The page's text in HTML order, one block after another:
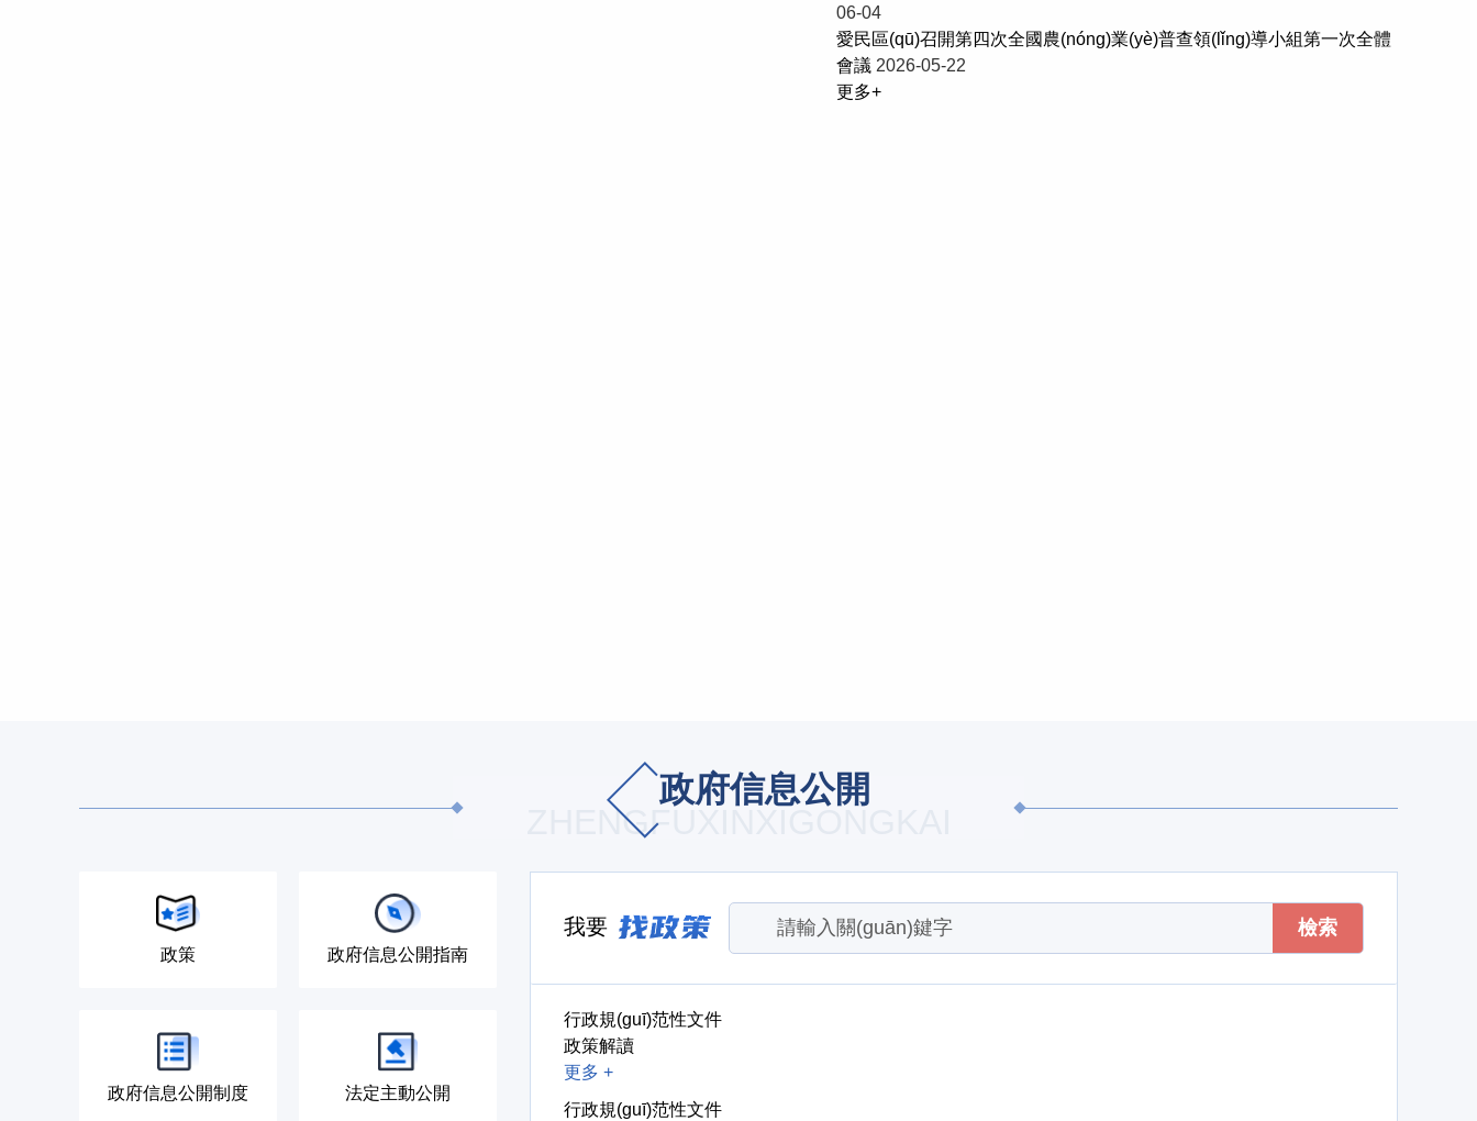
06-04
愛民區(qū)召開第四次全國農(nóng)業(yè)普查領(lǐng)導小組第一次全體
會議 2026-05-22
更多+
政府信息公開
ZHENGFUXINXIGONGKAI
政策 政府信息公開指南
政府信息公開制度 法定主動公開
我要 檢索
行政規(guī)范性文件
政策解讀
更多 +
行政規(guī)范性文件